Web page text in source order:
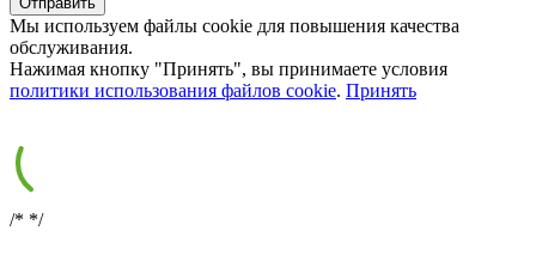
Мы используем файлы cookie для повышения качества
обслуживания.
Нажимая кнопку "Принять", вы принимаете условия
политики использования файлов cookie. Принять
/* */